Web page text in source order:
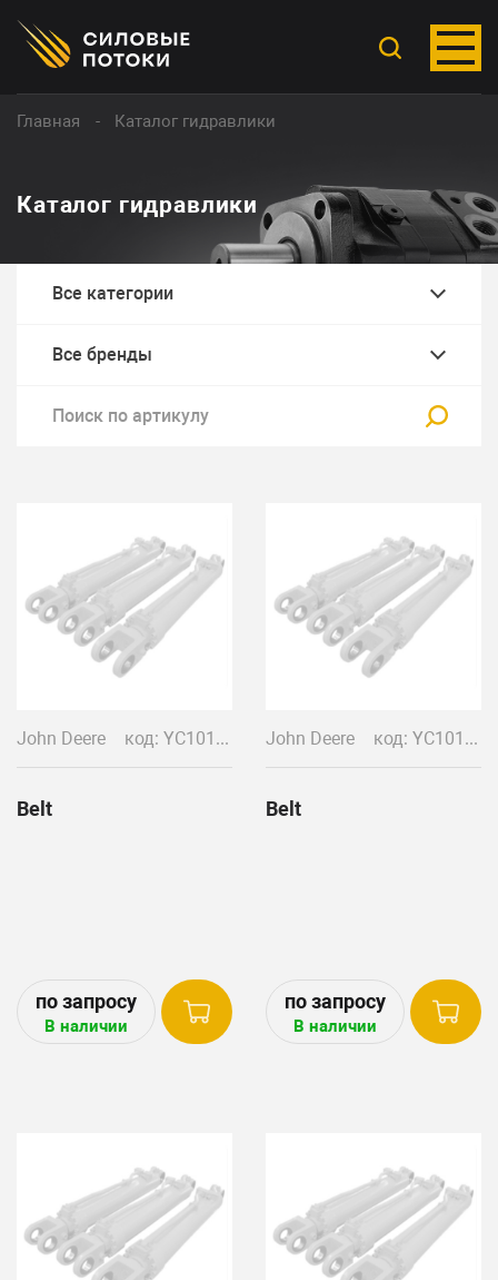
Главная Каталог гидравлики
Каталог гидравлики
John Deere код: YC10137
Belt
В наличии
John Deere код: YC10138
Belt
В наличии
Все категории
Все бренды